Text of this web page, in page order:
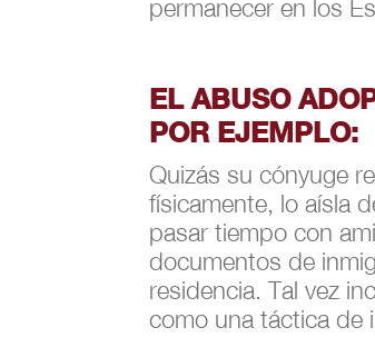
permanecer en los
EL ABUSO
POR EJEMPLO:
Quizás su cónyuge
físicamente, lo aísla
pasar tiempo con
documentos de
residencia. Tal vez
como una táctica de